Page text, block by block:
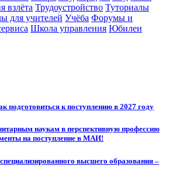
взлёта Трудоустройство Туториалы
для учителей Учёба Форумы и
Школа управления Юбилеи
подготовиться к поступлению в 2027 году
наукам в перспективную профессию
на поступление в МАИ!
высшего образования –